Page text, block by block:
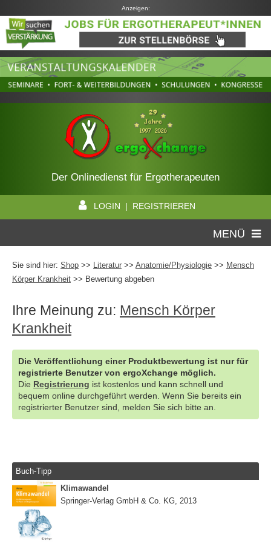
Anzeigen:
Der Onlinedienst für Ergotherapeuten
LOGIN | REGISTRIEREN
MENÜ
Sie sind hier: Shop >> Literatur >> Anatomie/Physiologie >> Mensch
Körper Krankheit >> Bewertung abgeben
Ihre Meinung zu: Mensch Körper
Krankheit
Die Veröffentlichung einer Produktbewertung ist nur für
registrierte Benutzer von ergoXchange möglich.
Die Registrierung ist kostenlos und kann schnell und
bequem online durchgeführt werden. Wenn Sie bereits ein
registrierter Benutzer sind, melden Sie sich bitte an.
Buch-Tipp
Klimawandel
Springer-Verlag GmbH & Co. KG, 2013